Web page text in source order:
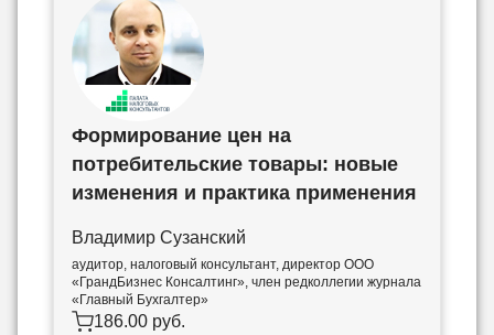
Формирование цен на
потребительские товары: новые
изменения и практика применения
Владимир Сузанский
аудитор, налоговый консультант, директор ООО
«ГрандБизнес Консалтинг», член редколлегии журнала
«Главный Бухгалтер»
186.00 руб.